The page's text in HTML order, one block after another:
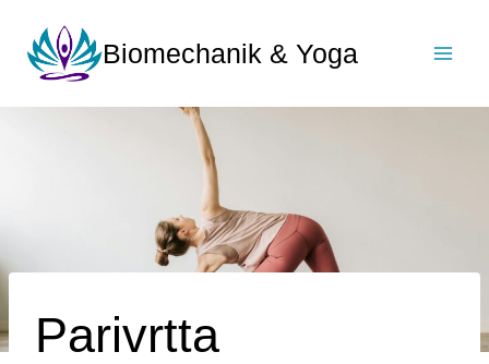
Inhalt
springen
Biomechanik & Yoga
Parivrtta